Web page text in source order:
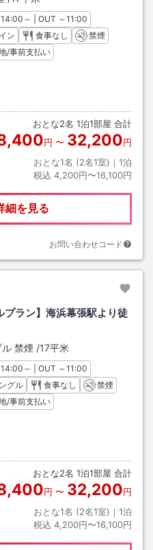
チェックイン
14:00 ～ | OUT チェックアウト
～11:00
ン
食事なし
禁煙
/事前支払い
おとな2名 1泊1部屋 合計
円 〜 32,200円
おとな1名 (2名1室)｜ 1泊
税込 4,200円〜16,100円
細を見る
お問い合わせコード
プラン】海浜幕張駅より徒
禁煙 /17平米
チェックイン
14:00 ～ | OUT チェックアウト
～11:00
グル
食事なし
禁煙
/事前支払い
おとな2名 1泊1部屋 合計
円 〜 32,200円
おとな1名 (2名1室)｜ 1泊
税込 4,200円〜16,100円